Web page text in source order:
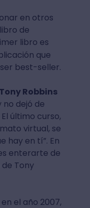
en otros
de
libro es
que
best-seller.
Tony Robbins
no dejó de
último curso,
virtual, se
hay en tí”. En
enterarte de
Tony
el año 2007,